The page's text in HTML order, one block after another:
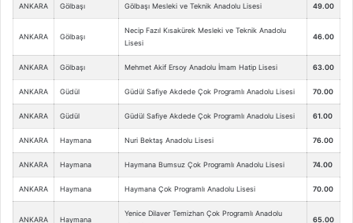
ANKARA Gölbaşı Gölbaşı Mesleki ve Teknik Anadolu Lisesi 49.00
ANKARA Gölbaşı
Necip Fazıl Kısakürek Mesleki ve Teknik Anadolu
Lisesi
46.00
ANKARA Gölbaşı Mehmet Akif Ersoy Anadolu İmam Hatip Lisesi 63.00
ANKARA Güdül Güdül Safiye Akdede Çok Programlı Anadolu Lisesi 70.00
ANKARA Güdül Güdül Safiye Akdede Çok Programlı Anadolu Lisesi 61.00
ANKARA Haymana Nuri Bektaş Anadolu Lisesi 76.00
ANKARA Haymana Haymana Bumsuz Çok Programlı Anadolu Lisesi 74.00
ANKARA Haymana Haymana Çok Programlı Anadolu Lisesi 70.00
ANKARA Haymana
Yenice Dilaver Temizhan Çok Programlı Anadolu
65.00